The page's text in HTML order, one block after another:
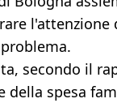
l'attenzione
secondo il
della spesa